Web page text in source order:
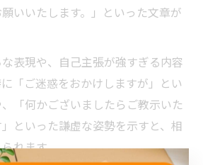
いいたします。」といった文章が
表現や、自己主張が強すぎる内容
「ご迷惑をおかけしますが」とい
「何かございましたらご教示いた
といった謙虚な姿勢を示すと、相
れます。